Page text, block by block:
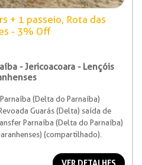
+ 1 passeio, Rota das
- 3% Off
- Jericoacoara - Lençóis
(Delta do Parnaíba)
Guarás (Delta) saída de
Parnaíba (Delta do Parnaíba)
(compartilhado).